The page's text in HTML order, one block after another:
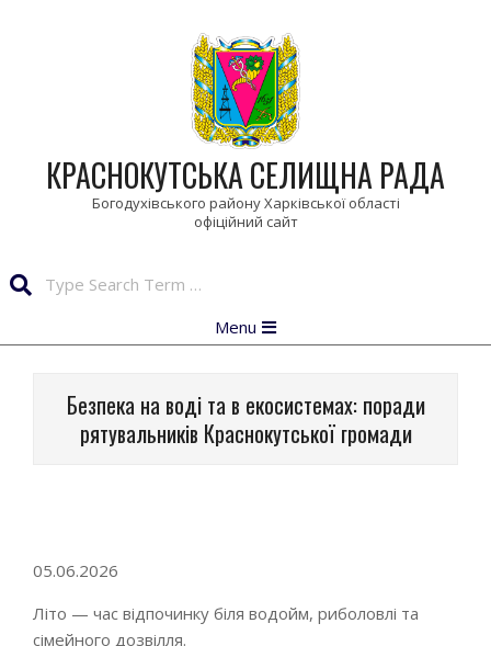
КРАСНОКУТСЬКА СЕЛИЩНА РАДА
Богодухівського району Харківської області
Navigation
Menu
Безпека на воді та в екосистемах: поради
рятувальників Краснокутської громади
05.06.2026
Літо — час відпочинку біля водойм, риболовлі та
сімейного дозвілля.